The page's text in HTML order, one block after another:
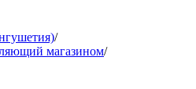
/
магазином/